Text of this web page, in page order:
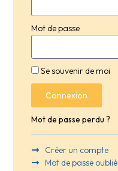
Mot de passe
Se souvenir de moi
Connexion
Mot de passe perdu ?
Créer un compte
Mot de passe oublié